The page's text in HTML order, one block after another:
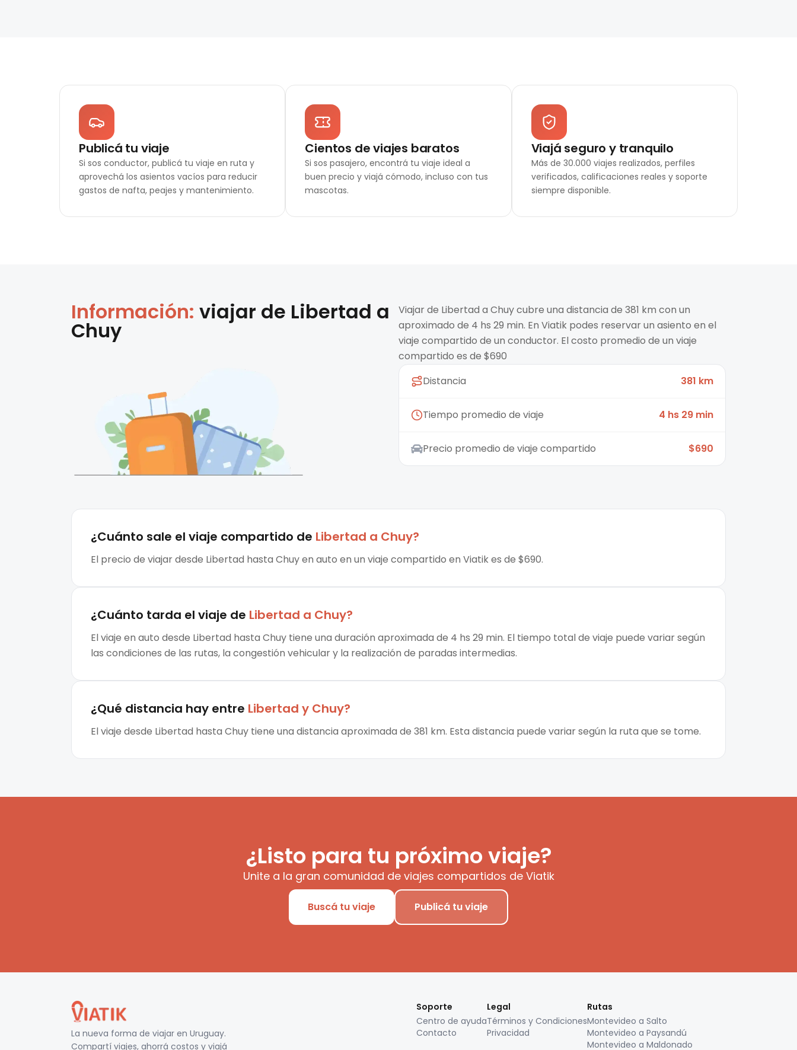
Publicá tu viaje
Si sos conductor, publicá tu viaje en ruta y
aprovechá los asientos vacíos para reducir
gastos de nafta, peajes y mantenimiento.
Cientos de viajes baratos
Si sos pasajero, encontrá tu viaje ideal a
buen precio y viajá cómodo, incluso con tus
mascotas.
Viajá seguro y tranquilo
Más de 30.000 viajes realizados, perfiles
verificados, calificaciones reales y soporte
siempre disponible.
Información: viajar de Libertad a
Chuy
Viajar de Libertad a Chuy cubre una distancia de 381 km con un
aproximado de 4 hs 29 min. En Viatik podes reservar un asiento en el
viaje compartido de un conductor. El costo promedio de un viaje
compartido es de $690
Distancia
381 km
Tiempo promedio de viaje 4 hs 29 min
Precio promedio de viaje compartido $690
¿Cuánto sale el viaje compartido de Libertad a Chuy?
El precio de viajar desde Libertad hasta Chuy en auto en un viaje compartido en Viatik es de $690.
¿Cuánto tarda el viaje de Libertad a Chuy?
El viaje en auto desde Libertad hasta Chuy tiene una duración aproximada de 4 hs 29 min. El tiempo total de viaje puede variar según
las condiciones de las rutas, la congestión vehicular y la realización de paradas intermedias.
¿Qué distancia hay entre Libertad y Chuy?
El viaje desde Libertad hasta Chuy tiene una distancia aproximada de 381 km. Esta distancia puede variar según la ruta que se tome.
¿Listo para tu próximo viaje?
Unite a la gran comunidad de viajes compartidos de Viatik
Buscá tu viaje Publicá tu viaje
La nueva forma de viajar en Uruguay.
Compartí viajes, ahorrá costos y viajá
Soporte
Centro de ayuda
Contacto
Legal
Términos y Condiciones
Privacidad
Rutas
Montevideo a Salto
Montevideo a Paysandú
Montevideo a Maldonado